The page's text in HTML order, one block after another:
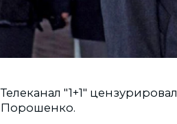
Телеканал "1+1" цензурировал
Порошенко.